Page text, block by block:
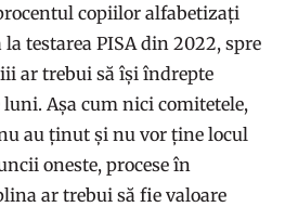
copiilor alfabetizați
testarea PISA din 2022, spre
ar trebui să își îndrepte
Așa cum nici comitetele,
au ținut și nu vor ține locul
oneste, procese în
ar trebui să fie valoare